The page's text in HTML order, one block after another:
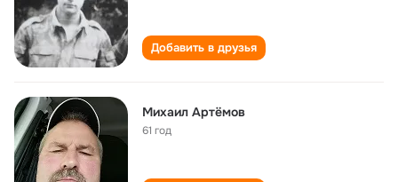
Добавить в друзья
Михаил Артёмов
61 год